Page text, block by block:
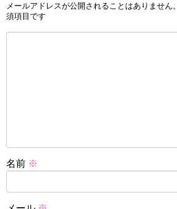
メールアドレスが公開されることはありません。
須項目です
名前 ※